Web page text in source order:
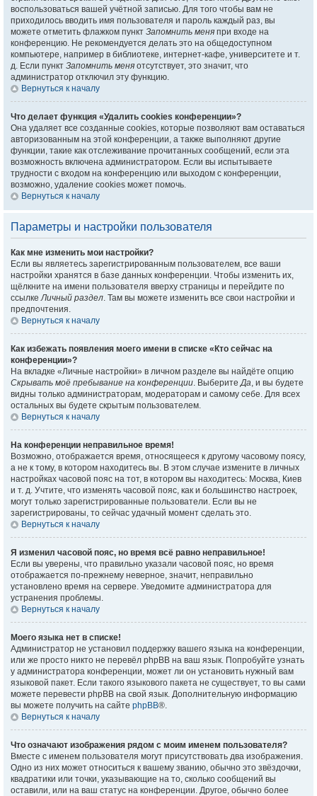
воспользоваться вашей учётной записью. Для того чтобы вам не
приходилось вводить имя пользователя и пароль каждый раз, вы
можете отметить флажком пункт Запомнить меня при входе на
конференцию. Не рекомендуется делать это на общедоступном
компьютере, например в библиотеке, интернет-кафе, университете и т.
д. Если пункт Запомнить меня отсутствует, это значит, что
администратор отключил эту функцию.
Вернуться к началу
Что делает функция «Удалить cookies конференции»?
Она удаляет все созданные cookies, которые позволяют вам оставаться
авторизованным на этой конференции, а также выполняют другие
функции, такие как отслеживание прочитанных сообщений, если эта
возможность включена администратором. Если вы испытываете
трудности с входом на конференцию или выходом с конференции,
возможно, удаление cookies может помочь.
Вернуться к началу
Параметры и настройки пользователя
Как мне изменить мои настройки?
Если вы являетесь зарегистрированным пользователем, все ваши
настройки хранятся в базе данных конференции. Чтобы изменить их,
щёлкните на имени пользователя вверху страницы и перейдите по
ссылкеЛичный раздел. Там вы можете изменить все свои настройки и
предпочтения.
Вернуться к началу
Как избежать появления моего имени в списке «Кто сейчас на
конференции»?
На вкладке «Личные настройки» в личном разделе вы найдёте опцию
Скрывать моё пребывание на конференции. ВыберитеДа, и вы будете
видны только администраторам, модераторам и самому себе. Для всех
остальных вы будете скрытым пользователем.
Вернуться к началу
На конференции неправильное время!
Возможно, отображается время, относящееся к другому часовому поясу,
а не к тому, в котором находитесь вы. В этом случае измените в личных
настройках часовой пояс на тот, в котором вы находитесь: Москва, Киев
и т. д. Учтите, что изменять часовой пояс, как и большинство настроек,
могут только зарегистрированные пользователи. Если вы не
зарегистрированы, то сейчас удачный момент сделать это.
Вернуться к началу
Я изменил часовой пояс, но время всё равно неправильное!
Если вы уверены, что правильно указали часовой пояс, но время
отображается по-прежнему неверное, значит, неправильно
установлено время на сервере. Уведомите администратора для
устранения проблемы.
Вернуться к началу
Моего языка нет в списке!
Администратор не установил поддержку вашего языка на конференции,
или же просто никто не перевёл phpBB на ваш язык. Попробуйте узнать
у администратора конференции, может ли он установить нужный вам
языковой пакет. Если такого языкового пакета не существует, то вы сами
можете перевести phpBB на свой язык. Дополнительную информацию
вы можете получить на сайте phpBB®.
Вернуться к началу
Что означают изображения рядом с моим именем пользователя?
Вместе с именем пользователя могут присутствовать два изображения.
Одно из них может относиться к вашему званию, обычно это звёздочки,
квадратики или точки, указывающие на то, сколько сообщений вы
оставили, или на ваш статус на конференции. Другое, обычно более